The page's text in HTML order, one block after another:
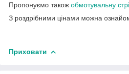
Пропонуємо також обмотувальну
З роздрібними цінами можна
Приховати